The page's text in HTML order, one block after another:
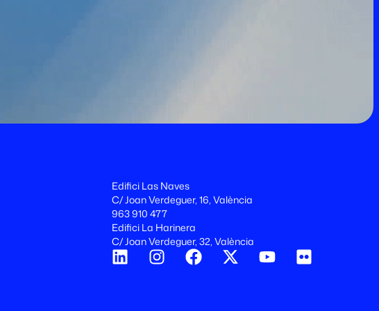
Edifici Las Naves
C/ Joan Verdeguer, 16, València
963 910 477
Edifici La Harinera
C/ Joan Verdeguer, 32, València